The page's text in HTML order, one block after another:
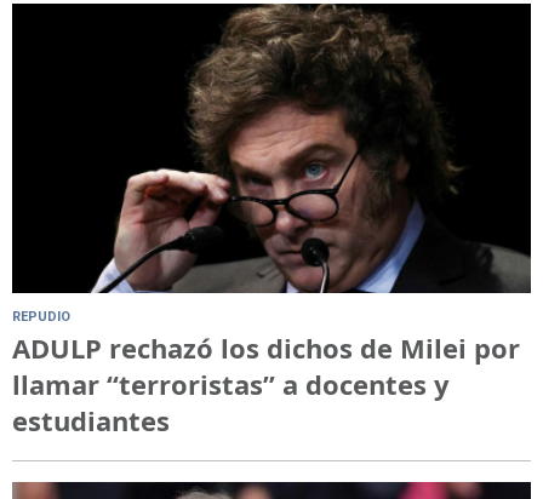
REPUDIO
ADULP rechazó los dichos de Milei por
llamar “terroristas” a docentes y
estudiantes